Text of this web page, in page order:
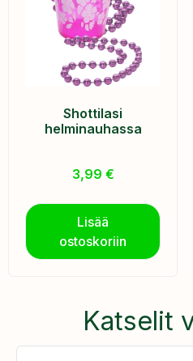
Shottilasi
helminauhassa
3,99 €
Lisää
ostoskoriin
Katselit